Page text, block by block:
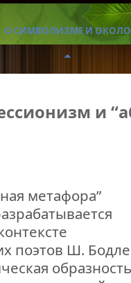
О СИМВОЛИЗМЕ И ОКОЛО
и
метафора”
поэтов Ш.
образность